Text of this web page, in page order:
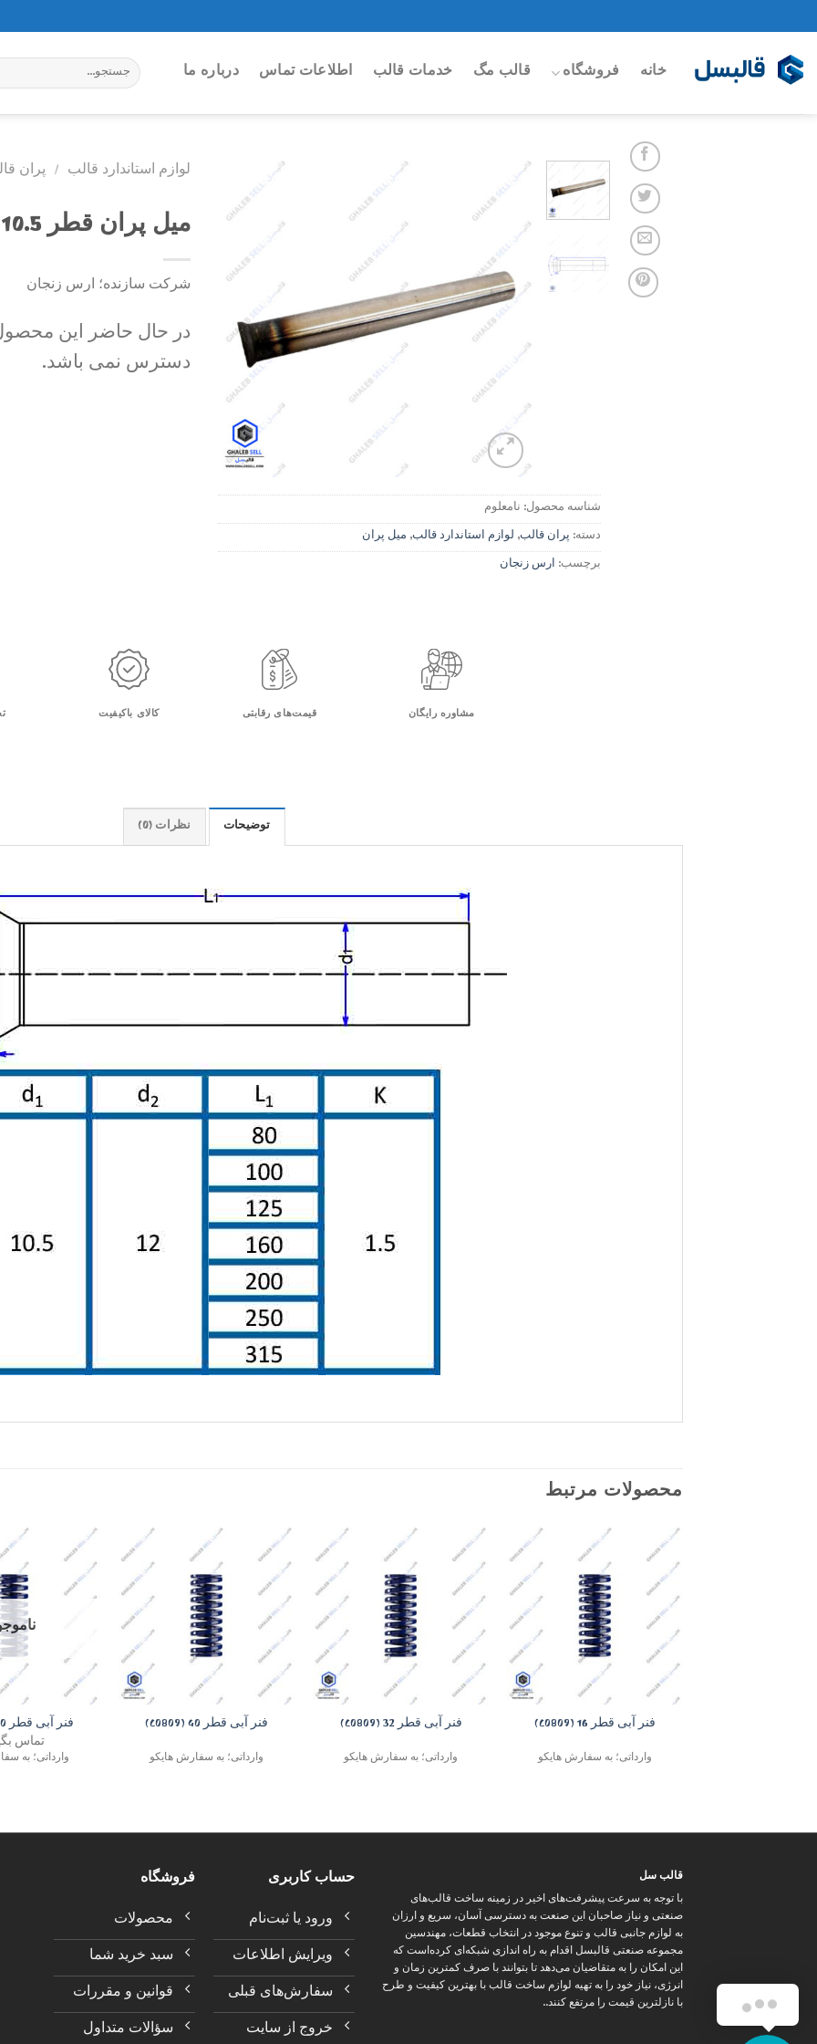
to
content
خانه فروشگاه قالب مگ خدمات قالب اطلاعات تماس درباره ما
جستجو
برای:
Add to
شناسه محصول: نامعلوم
دسته:پران قالب, لوازم استاندارد قالب, میل پران
برچسب: ارس زنجان
لوازم استاندارد قالب / پران
میل پران قطر 10.5 C1901
شرکت سازنده؛ ارس زنجان
در حال حاضر این
دسترس نمی باشد.
مشاوره رایگان قیمت‌های رقابتی کالای باکیفیت
توضیحات نظرات (0)
محصولات مرتبط
Add to
wishlist
+
فنر آبی قطر 16 (C0809)
وارداتی؛ به سفارش هایکو
Add to
wishlist
+
فنر آبی قطر 32 (C0809)
وارداتی؛ به سفارش هایکو
Add to
wishlist
+
فنر آبی قطر 40 (C0809)
وارداتی؛ به سفارش هایکو
فنر آبی قطر 50 (C0809)
تماس
وارداتی؛ به
قالب سل
با توجه به سرعت پیشرفت‌های اخیر در زمینه ساخت قالب‌های
صنعتی و نیاز صاحبان این صنعت به دسترسی آسان، سریع و ارزان
به لوازم جانبی قالب و تنوع موجود در انتخاب قطعات، مهندسین
مجموعه صنعتی قالبسل اقدام به راه اندازی شبکه‌ای کرده‌است که
این امکان را به متقاضیان می‌دهد تا بتوانند با صرف کمترین زمان و
انرژی، نیاز خود را به تهیه لوازم ساخت قالب با بهترین کیفیت و طرح
با نازلترین قیمت را مرتفع کنند..
حساب کاربری
ورود یا ثبت‌نام
ویرایش اطلاعات
سفارش‌های قبلی
خروج از سایت
فروشگاه
محصولات
سبد خرید شما
قوانین و مقررات
سؤالات متداول